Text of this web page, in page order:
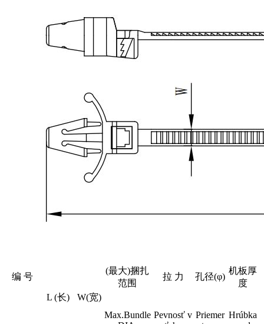
编 号
L (长) W(宽)
(最大)捆扎
范围
拉 力 孔径(φ)
机板厚
度
Max.Bundle Pevnosť v Priemer Hrúbka